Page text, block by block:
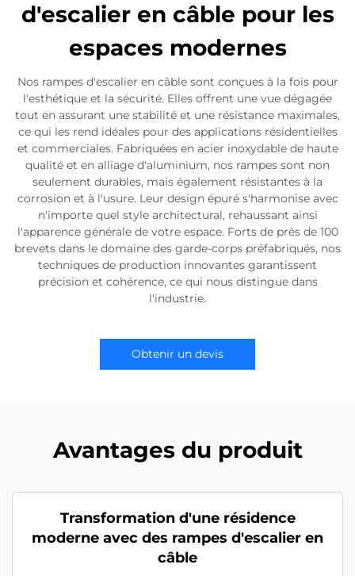
d'escalier en câble pour les
espaces modernes
Nos rampes d'escalier en câble sont conçues à la fois pour
l'esthétique et la sécurité. Elles offrent une vue dégagée
tout en assurant une stabilité et une résistance maximales,
ce qui les rend idéales pour des applications résidentielles
et commerciales. Fabriquées en acier inoxydable de haute
qualité et en alliage d'aluminium, nos rampes sont non
seulement durables, mais également résistantes à la
corrosion et à l'usure. Leur design épuré s'harmonise avec
n'importe quel style architectural, rehaussant ainsi
l'apparence générale de votre espace. Forts de près de 100
brevets dans le domaine des garde-corps préfabriqués, nos
techniques de production innovantes garantissent
précision et cohérence, ce qui nous distingue dans
l'industrie.
Obtenir un devis
Avantages du produit
Transformation d'une résidence
moderne avec des rampes d'escalier en
câble